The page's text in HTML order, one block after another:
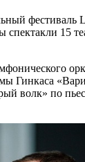
спектакли
Гинкаса
волк» по